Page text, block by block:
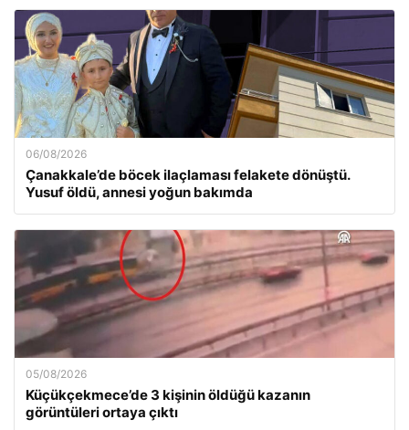
06/08/2026
Çanakkale’de böcek ilaçlaması felakete dönüştü.
Yusuf öldü, annesi yoğun bakımda
05/08/2026
Küçükçekmece’de 3 kişinin öldüğü kazanın
görüntüleri ortaya çıktı